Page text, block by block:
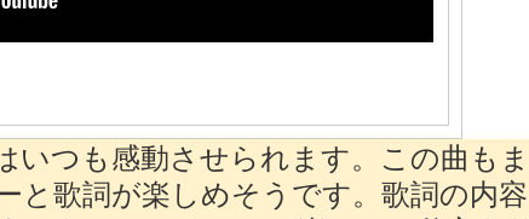
いつも感動させられます。この曲もま
と歌詞が楽しめそうです。歌詞の内容